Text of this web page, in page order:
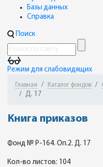
Базы данных
Справка
Поиск
Режим для слабовидящих
Главная Каталог фондов
Д. 17
Книга приказов
Фонд № Р-164. Оп.2. Д. 17
Кол-во листов: 104